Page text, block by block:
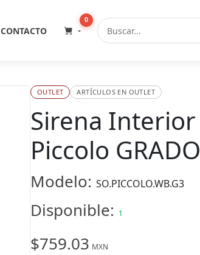
CONTACTO
0
OUTLET ARTÍCULOS EN OUTLET
Sirena Interior
Piccolo
Modelo: SO.PICCOLO.WB.G3
Disponible: 1
$759.03 MXN